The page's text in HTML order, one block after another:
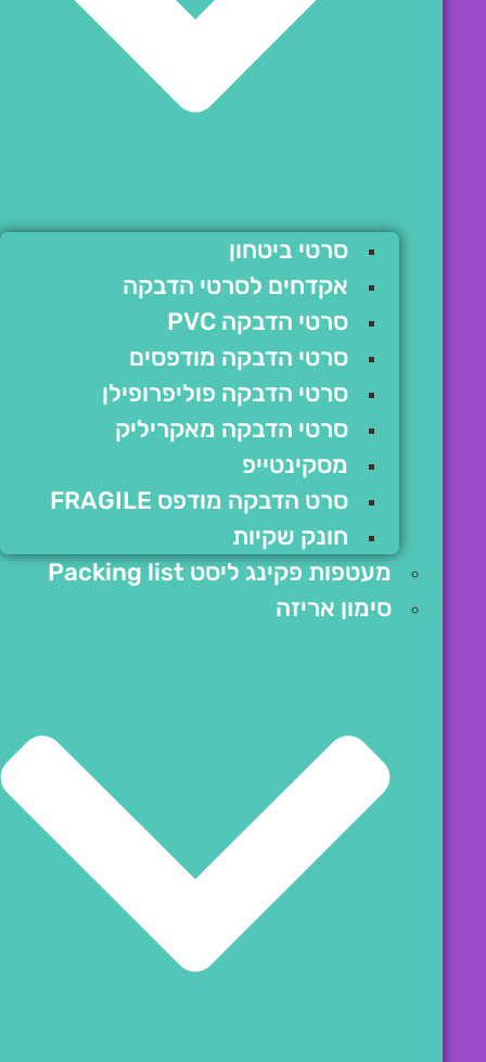
סרטי ביטחון
אקדחים לסרטי הדבקה
סרטי הדבקה PVC
סרטי הדבקה מודפסים
סרטי הדבקה פוליפרופילן
סרטי הדבקה מאקריליק
מסקינטייפ
סרט הדבקה מודפס FRAGILE
חונק שקיות
מעטפות פקינג ליסט Packing list
סימון אריזה